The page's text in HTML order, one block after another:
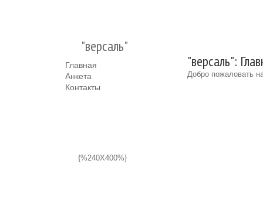
"версаль"
Главная
Анкета
Контакты
{%240X400%}
"версаль":
Добро пожаловать